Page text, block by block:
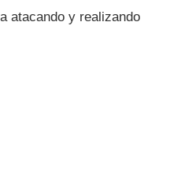
atacando y realizando